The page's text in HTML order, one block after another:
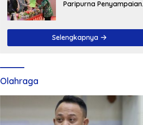
Disampaikan
Paripurna Penyampaian
Selengkapnya
Olahraga